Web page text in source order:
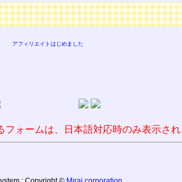
アフィリエイトはじめました
フォームは、日本語対応時のみ表示さ